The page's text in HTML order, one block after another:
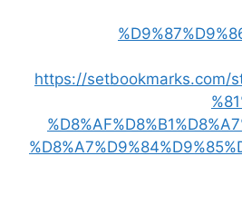
https://setbookmarks.com/